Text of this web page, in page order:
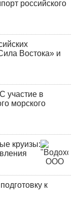
российского
Востока» и
участие в
морского
круизы:
к